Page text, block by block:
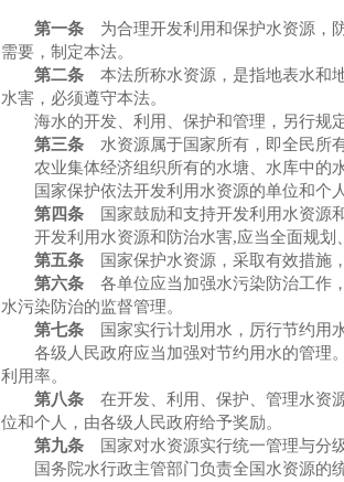
第一条 为合理开发利用和保护水资源，
需要，制定本法。
第二条 本法所称水资源，是指地表水和
水害，必须遵守本法。
海水的开发、利用、保护和管理，另行规定
第三条 水资源属于国家所有，即全民所有
农业集体经济组织所有的水塘、水库中的水
国家保护依法开发利用水资源的单位和个人
第四条 国家鼓励和支持开发利用水资源
开发利用水资源和防治水害,应当全面规划
第五条 国家保护水资源，采取有效措施
第六条 各单位应当加强水污染防治工作
水污染防治的监督管理。
第七条 国家实行计划用水，厉行节约用水
各级人民政府应当加强对节约用水的管理。
利用率。
第八条 在开发、利用、保护、管理水资
位和个人，由各级人民政府给予奖励。
第九条 国家对水资源实行统一管理与分
国务院水行政主管部门负责全国水资源的统